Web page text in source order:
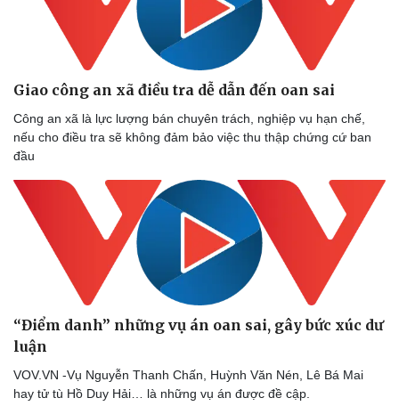
Doanh nghiệp
Thông tin doanh nghiệp
Doanh nghiệp 24h
Doanh nhân
Vì cộng đồng
Công nghệ
Sành điệu
Tin Công nghệ
Trải nghiệm
Chuyển đổi số
Giao công an xã điều tra dễ dẫn đến oan sai
Công an xã là lực lượng bán chuyên trách, nghiệp vụ hạn chế,
nếu cho điều tra sẽ không đảm bảo việc thu thập chứng cứ ban
đầu
“Điểm danh” những vụ án oan sai, gây bức xúc dư
luận
VOV.VN -Vụ Nguyễn Thanh Chấn, Huỳnh Văn Nén, Lê Bá Mai
hay tử tù Hồ Duy Hải… là những vụ án được đề cập.